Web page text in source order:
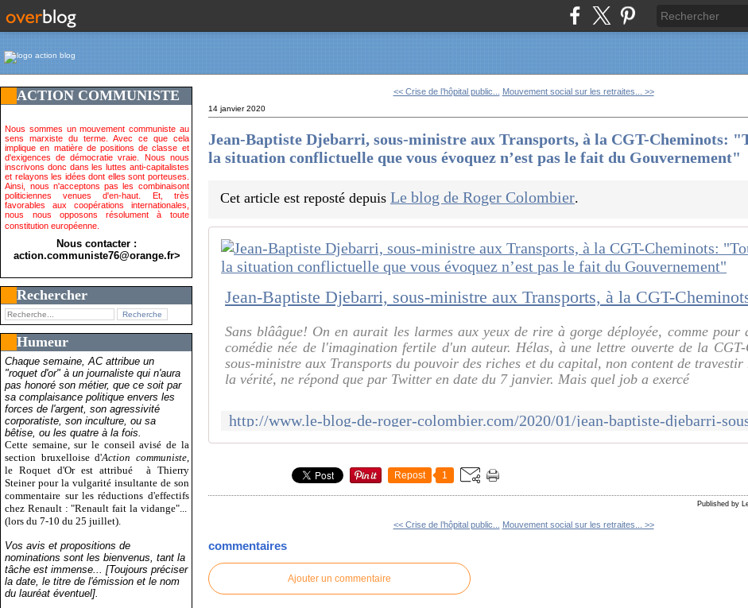
ACTION COMMUNISTE
Nous sommes un mouvement communiste au
sens marxiste du terme. Avec ce que cela
implique en matière de positions de classe et
d'exigences de démocratie vraie. Nous nous
inscrivons donc dans les luttes anti-capitalistes
et relayons les idées dont elles sont porteuses.
Ainsi, nous n'acceptons pas les combinaisont
politiciennes venues d'en-haut. Et, très
favorables aux coopérations internationales,
nous nous opposons résolument à toute
constitution européenne.
Nous contacter :
action.communiste76@orange.fr>
Rechercher
Humeur
Chaque semaine, AC attribue un
"roquet d'or" à un journaliste qui n'aura
pas honoré son métier, que ce soit par
sa complaisance politique envers les
forces de l'argent, son agressivité
corporatiste, son inculture, ou sa
bêtise, ou les quatre à la fois.
Cette semaine, sur le conseil avisé de la
section bruxelloise d'Action communiste,
le Roquet d'Or est attribué
à Thierry
Steiner pour la vulgarité insultante de son
commentaire sur les réductions d'effectifs
chez Renault : "Renault fait la vidange"...
(lors du 7-10 du 25 juillet).
Vos avis et propositions de
nominations sont les bienvenus, tant la
tâche est immense... [Toujours préciser
la date, le titre de l'émission et le nom
du lauréat éventuel].
<< Crise de l’hôpital public... Mouvement social sur les retraites... >>
14 janvier 2020
Jean-Baptiste Djebarri, sous-ministre aux Transports, à la CGT-Cheminots:
la situation conflictuelle que vous évoquez n’est pas le fait du Gouvernement"
Cet article est reposté depuisLe blog de Roger Colombier.
Sans blââgue! On en aurait les larmes aux yeux de rire à gorge déployée, comme pour
comédie née de l'imagination fertile d'un auteur. Hélas, à une lettre ouverte de la CGT-
sous-ministre aux Transports du pouvoir des riches et du capital, non content de travestir
la vérité, ne répond que par Twitter en date du 7 janvier. Mais quel job a exercé
Repost 1
Published by
<< Crise de l’hôpital public... Mouvement social sur les retraites... >>
commentaires
Ajouter un commentaire